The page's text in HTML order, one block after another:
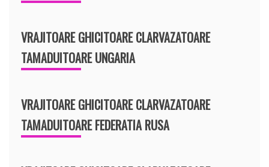
VRAJITOARE GHICITOARE CLARVAZATOARE
TAMADUITOARE UNGARIA
VRAJITOARE GHICITOARE CLARVAZATOARE
TAMADUITOARE FEDERATIA RUSA